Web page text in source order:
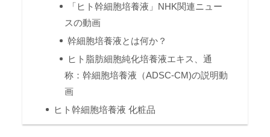
「ヒト幹細胞培養液」NHK関連ニュー
スの動画
幹細胞培養液とは何か？
ヒト脂肪細胞純化培養液エキス、通
称：幹細胞培養液（ADSC-CM)の説明動
画
ヒト幹細胞培養液 化粧品